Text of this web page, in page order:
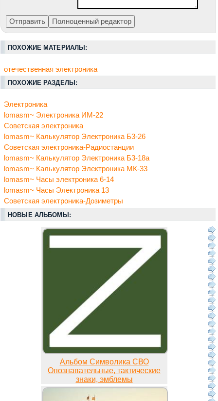
ПОХОЖИЕ МАТЕРИАЛЫ:
отечественная электроника
ПОХОЖИЕ РАЗДЕЛЫ:
Электроника
lomasm~ Электроника ИМ-22
Советская электроника
lomasm~ Калькулятор Электроника Б3-26
Советская электроника-Радиостанции
lomasm~ Калькулятор Электроника Б3-18а
lomasm~ Калькулятор Электроника МК-33
lomasm~ Часы электроника 6-14
lomasm~ Часы Электроника 13
Советская электроника-Дозиметры
НОВЫЕ АЛЬБОМЫ:
Альбом Символика СВО
Опознавательные, тактические
знаки, эмблемы